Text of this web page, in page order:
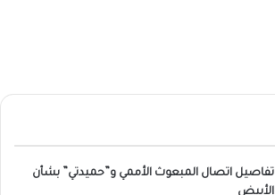
تفاصيل اتصال المبعوث الأممي و”حميدتي” بشأن
الأبيض